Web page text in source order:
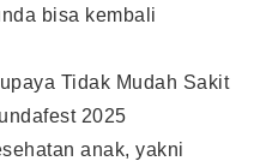
bisa kembali
Tidak Mudah Sakit
2025
anak, yakni